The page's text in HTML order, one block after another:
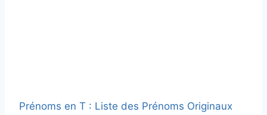
Prénoms en T : Liste des Prénoms Originaux